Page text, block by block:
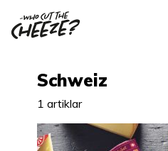
Schweiz
1 artiklar